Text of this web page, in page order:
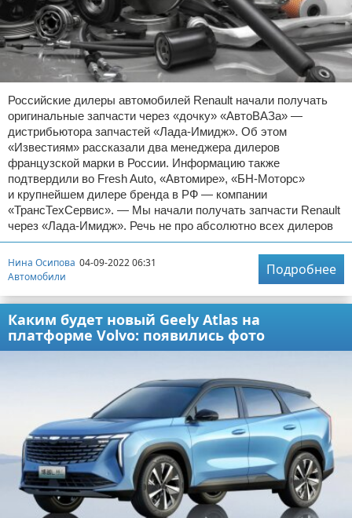
Российские дилеры автомобилей Renault начали получать
оригинальные запчасти через «дочку» «АвтоВАЗа» —
дистрибьютора запчастей «Лада-Имидж». Об этом
«Известиям» рассказали два менеджера дилеров
французской марки в России. Информацию также
подтвердили во Fresh Auto, «Автомире», «БН-Моторс»
и крупнейшем дилере бренда в РФ — компании
«ТрансТехСервис». — Мы начали получать запчасти Renault
через «Лада-Имидж». Речь не про абсолютно всех дилеров
Нина Осипова 04-09-2022 06:31
Автомобили
Подробнее
Каким будет новый Geely Atlas на
платформе Volvo: появились фото